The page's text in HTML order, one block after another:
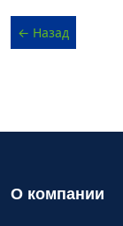
О компании